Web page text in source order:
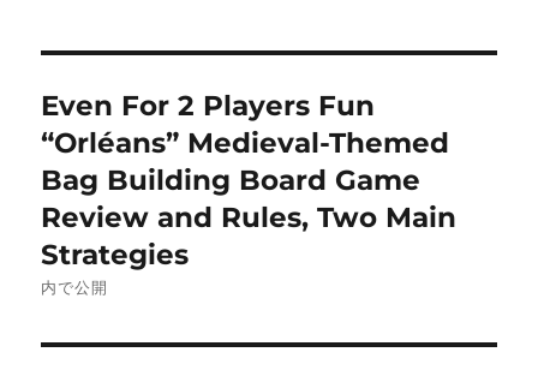
稿
ナ
ビ
ゲ
Even For 2 Players Fun
“Orléans” Medieval-Themed
Bag Building Board Game
Review and Rules, Two Main
Strategies
内で公開